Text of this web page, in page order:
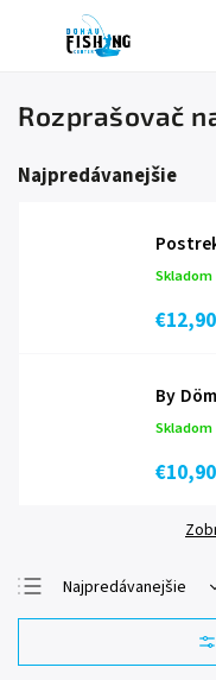
Rozprašovač
Najpredávanejšie
€12,90
By
€10,90
Najpredávanejšie
Najlacnejšie
Najdrahšie